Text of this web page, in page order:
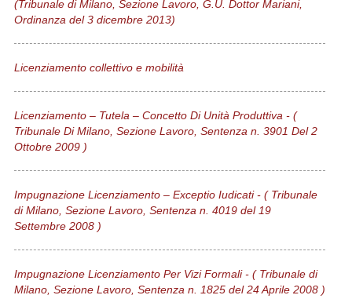
(Tribunale di Milano, Sezione Lavoro, G.U. Dottor Mariani,
Ordinanza del 3 dicembre 2013)
Licenziamento collettivo e mobilità
Licenziamento – Tutela – Concetto Di Unità Produttiva - (
Tribunale Di Milano, Sezione Lavoro, Sentenza n. 3901 Del 2
Ottobre 2009 )
Impugnazione Licenziamento – Exceptio Iudicati - ( Tribunale
di Milano, Sezione Lavoro, Sentenza n. 4019 del 19
Settembre 2008 )
Impugnazione Licenziamento Per Vizi Formali - ( Tribunale di
Milano, Sezione Lavoro, Sentenza n. 1825 del 24 Aprile 2008 )